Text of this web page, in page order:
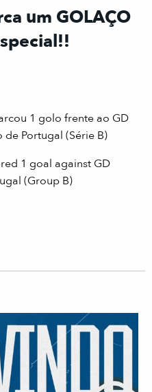
um GOLAÇO
1 golo frente ao GD
Portugal (Série B)
1 goal against GD
(Group B)